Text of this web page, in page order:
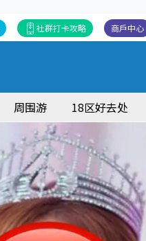
商戶中心
社群打卡攻略
周围游 18区好去处